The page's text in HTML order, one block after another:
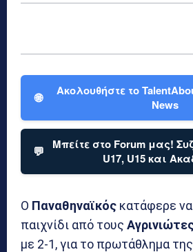
🌐
Ακολουθήστε το
News
💬
Μπείτε στο Forum μας!
U17, U15 και
Ο Παναθηναϊκός κατάφερε
παιχνίδι από τους
με 2-1, για το πρωτάθλημα της